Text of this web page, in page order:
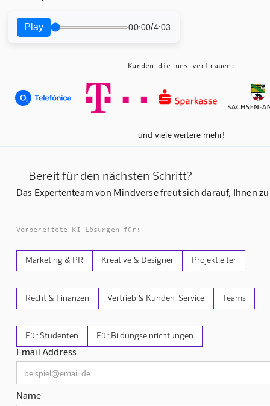
Play 00:00/4:03
Kunden die uns vertrauen:
und viele weitere mehr!
Bereit für den nächsten Schritt?
Das Expertenteam von Mindverse freut sich darauf, Ihnen
Vorbereitete KI Lösungen für:
Marketing & PR Kreative & Designer Projektleiter
Recht & Finanzen Vertrieb & Kunden-Service Teams
Für Studenten Für Bildungseinrichtungen
Email Address
Name